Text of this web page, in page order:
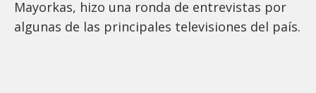
Mayorkas, hizo una ronda de entrevistas por
algunas de las principales televisiones del país.